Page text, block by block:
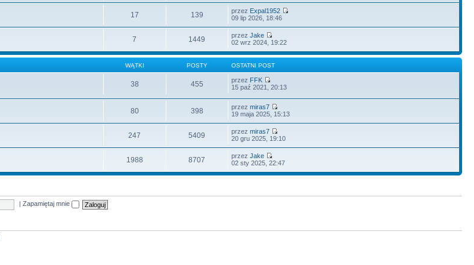
17 139 przez Expal1952
09 lip 2026, 18:46
7 1449 przezJake
02 wrz 2024, 19:22
WĄTKI POSTY OSTATNI POST
38 455 przez FFK
15 paź 2021, 20:13
80 398 przezmiras7
19 maja 2025, 15:13
247 5409 przezmiras7
20 gru 2025, 19:10
1988 8707 przezJake
02 sty 2025, 22:47
|Zapamiętaj mnie